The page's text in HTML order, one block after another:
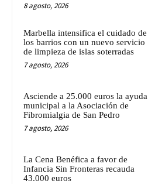
8 agosto, 2026
Marbella intensifica el cuidado de
los barrios con un nuevo servicio
de limpieza de islas soterradas
7 agosto, 2026
Asciende a 25.000 euros la ayuda
municipal a la Asociación de
Fibromialgia de San Pedro
7 agosto, 2026
La Cena Benéfica a favor de
Infancia Sin Fronteras recauda
43.000 euros